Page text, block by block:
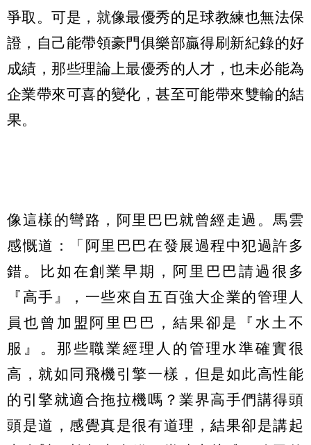
爭取。可是，就像最優秀的足球教練也無法保
證，自己能帶領豪門俱樂部贏得刷新紀錄的好
成績，那些理論上最優秀的人才，也未必能為
企業帶來可喜的變化，甚至可能帶來雙輸的結
果。
像這樣的彎路，阿里巴巴就曾經走過。馬雲
感慨道：「阿里巴巴在發展過程中犯過許多
錯。比如在創業早期，阿里巴巴請過很多
『高手』，一些來自五百強大企業的管理人
員也曾加盟阿里巴巴，結果卻是『水土不
服』。那些職業經理人的管理水準確實很
高，就如同飛機引擎一樣，但是如此高性能
的引擎就適合拖拉機嗎？業界高手們講得頭
頭是道，感覺真是很有道理，結果卻是講起